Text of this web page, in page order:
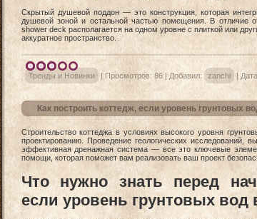
Скрытый душевой поддон — это конструкция, которая
душевой зоной и остальной частью помещения. В отличие
shower deck располагается на одном уровне с плиткой или
аккуратное пространство.
Тренды и Новинки | Просмотров: 86|Добавил: zanchi |
Как построить коттедж, если уровень грунтовых
Строительство коттеджа в условиях высокого уровня
проектированию. Проведение геологических исследований,
эффективная дренажная система — все это ключевые
помощи, которая поможет вам реализовать ваш проект
Что нужно знать перед
если уровень грунтовых вод